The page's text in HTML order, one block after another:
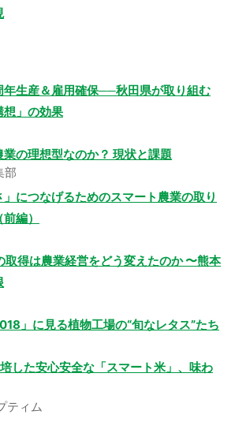
年生産＆雇用確保──秋田県が取り組む
想」の効果
業の理想型なのか？ 現状と課題
部
につなげるためのスマート農業の取り
編）
取得は農業経営をどう変えたのか 〜熊本
」に見る植物工場の“旬なレタス”たち
した安心安全な「スマート米」、味わ
ティム